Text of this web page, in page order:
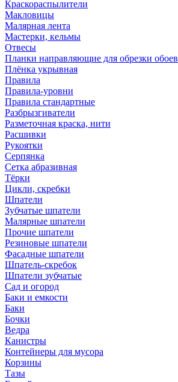
Краскораспылители
Макловицы
Малярная лента
Мастерки, кельмы
Отвесы
Планки направляющие для обрезки обоев
Плёнка укрывная
Правила
Правила-уровни
Правила стандартные
Разбрызгиватели
Разметочная краска, нити
Расшивки
Рукоятки
Серпянка
Сетка абразивная
Тёрки
Цикли, скребки
Шпатели
Зубчатые шпатели
Малярные шпатели
Прочие шпатели
Резиновые шпатели
Фасадные шпатели
Шпатель-скребок
Шпатели зубчатые
Сад и огород
Баки и емкости
Баки
Бочки
Ведра
Канистры
Контейнеры для мусора
Корзины
Тазы